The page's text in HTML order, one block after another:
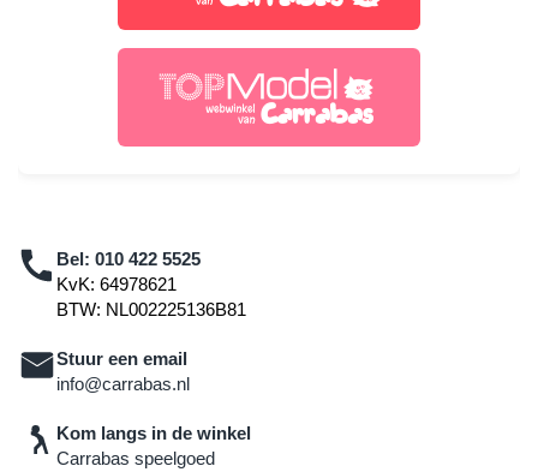
Bel: 010 422 5525
KvK: 64978621
BTW: NL002225136B81
Stuur een email
info@carrabas.nl
Kom langs in de winkel
Carrabas speelgoed